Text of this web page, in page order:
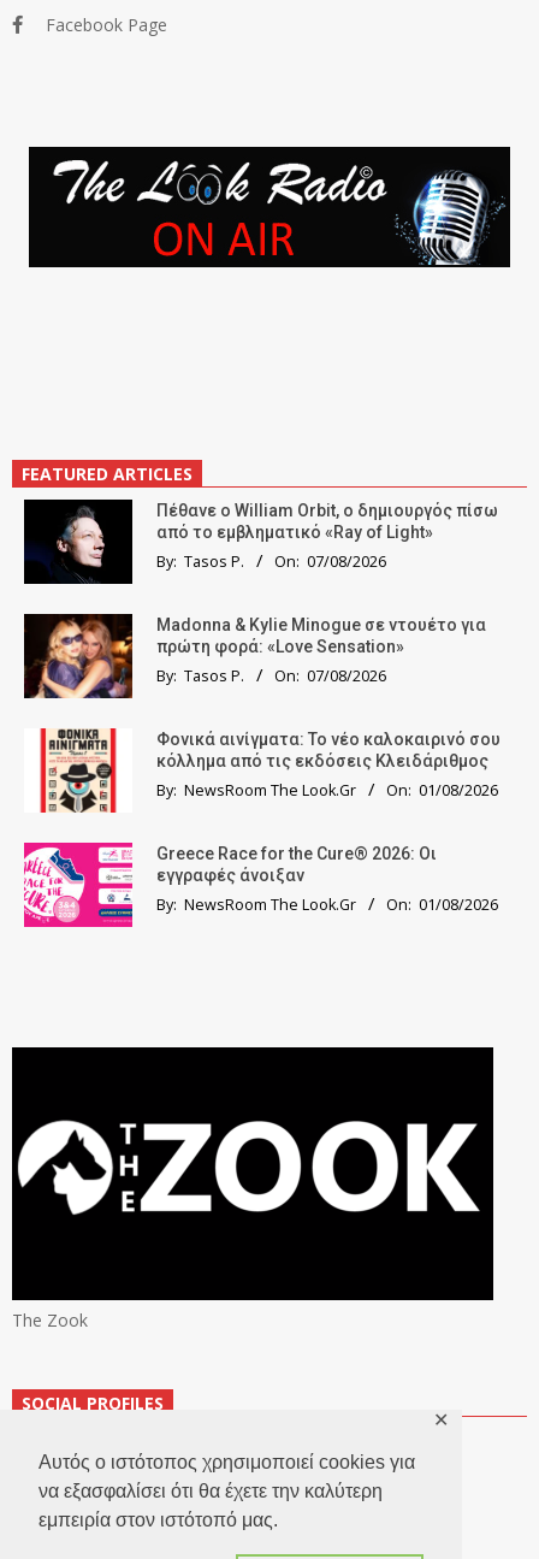
Αυτός ο ιστότοπος χρησιμοποιεί cookies για
να εξασφαλίσει ότι θα έχετε την καλύτερη
εμπειρία στον ιστότοπό μας.
✕
Facebook Page
FEATURED ARTICLES
Πέθανε ο William Orbit, ο δημιουργός πίσω
από το εμβληματικό «Ray of Light»
By: Tasos P. On: 07/08/2026
Madonna & Kylie Minogue σε ντουέτο για
πρώτη φορά: «Love Sensation»
By: Tasos P. On: 07/08/2026
Φονικά αινίγματα: Το νέο καλοκαιρινό σου
κόλλημα από τις εκδόσεις Κλειδάριθμος
By: NewsRoom The Look.Gr On: 01/08/2026
Greece Race for the Cure® 2026: Οι
εγγραφές άνοιξαν
By: NewsRoom The Look.Gr On: 01/08/2026
The Zook
SOCIAL PROFILES